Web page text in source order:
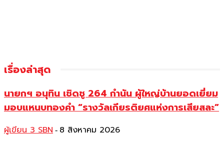
เรื่องล่าสุด
นายกฯ อนุทิน เชิดชู 264 กำนัน ผู้ใหญ่บ้านยอดเยี่ยม
มอบแหนบทองคำ “รางวัลเกียรติยศแห่งการเสียสละ”
ผู้เขียน 3 SBN - 8 สิงหาคม 2026